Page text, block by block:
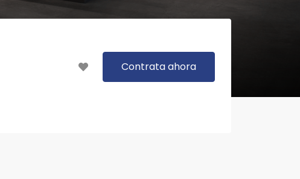
Contrata ahora